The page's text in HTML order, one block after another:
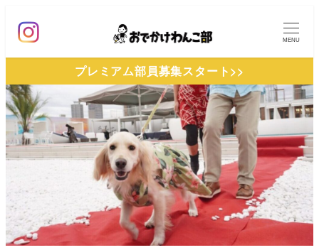
ン
ン
テ
ン
ツ
へ
移
動
MENU
プレミアム部員募集スタート>>